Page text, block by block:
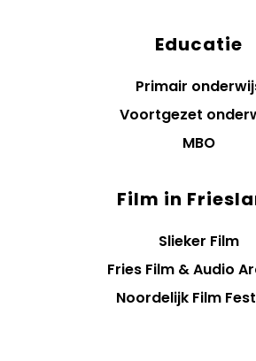
Educatie
Primair
Voortgezet
MBO
Film in
Slieker Film
Fries Film & Audio
Noordelijk Film